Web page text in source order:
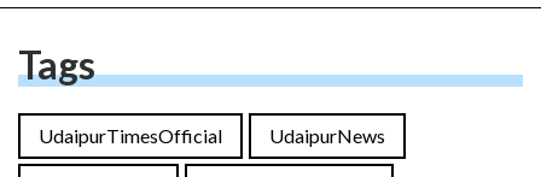
Tags
UdaipurTimesOfficial UdaipurNews